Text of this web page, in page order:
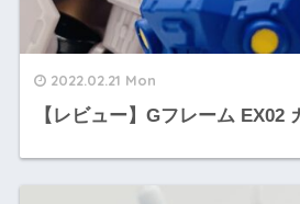
2022.02.21 Mon
【レビュー】Gフレーム EX02